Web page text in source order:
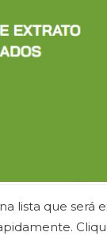
lista que será